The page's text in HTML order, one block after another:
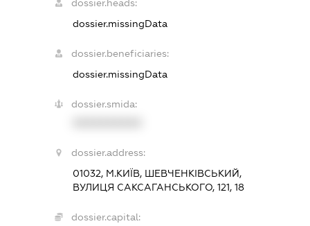
dossier.heads:
dossier.missingData
dossier.beneficiaries:
dossier.missingData
dossier.smida:
dossier.address:
01032, М.КИЇВ, ШЕВЧЕНКІВСЬКИЙ,
ВУЛИЦЯ САКСАГАНСЬКОГО, 121, 18
dossier.capital: